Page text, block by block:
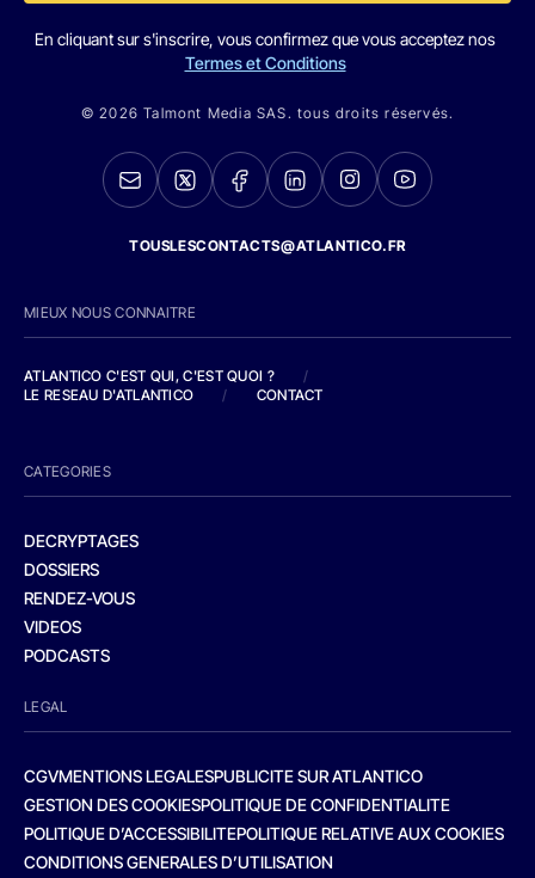
En cliquant sur s'inscrire, vous confirmez que vous acceptez nos
Termes et Conditions
© 2026 Talmont Media SAS. tous droits réservés.
TOUSLESCONTACTS@ATLANTICO.FR
MIEUX NOUS CONNAITRE
ATLANTICO C'EST QUI, C'EST QUOI ?
/
LE RESEAU D'ATLANTICO
/ CONTACT
CATEGORIES
DECRYPTAGES
DOSSIERS
RENDEZ-VOUS
VIDEOS
PODCASTS
LEGAL
CGVMENTIONS LEGALESPUBLICITE SUR ATLANTICO
GESTION DES COOKIESPOLITIQUE DE CONFIDENTIALITE
POLITIQUE D’ACCESSIBILITEPOLITIQUE RELATIVE AUX COOKIES
CONDITIONS GENERALES D’UTILISATION